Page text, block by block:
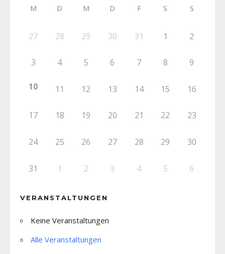
M D M D F S S
27 28 29 30 31 1 2
3 4 5 6 7 8 9
10 11 12 13 14 15 16
17 18 19 20 21 22 23
24 25 26 27 28 29 30
31 1 2 3 4 5 6
VERANSTALTUNGEN
Keine Veranstaltungen
Alle Veranstaltungen